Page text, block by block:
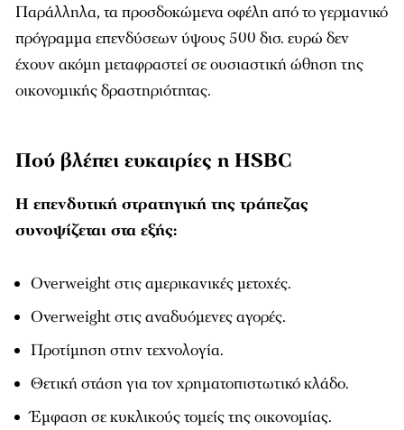
Παράλληλα, τα προσδοκώμενα οφέλη από το γερμανικό
πρόγραμμα επενδύσεων ύψους 500 δισ. ευρώ δεν
έχουν ακόμη μεταφραστεί σε ουσιαστική ώθηση της
οικονομικής δραστηριότητας.
Πού βλέπει ευκαιρίες η HSBC
Η επενδυτική στρατηγική της τράπεζας
συνοψίζεται στα εξής:
Overweight στις αμερικανικές μετοχές.
Overweight στις αναδυόμενες αγορές.
Προτίμηση στην τεχνολογία.
Θετική στάση για τον χρηματοπιστωτικό κλάδο.
Έμφαση σε κυκλικούς τομείς της οικονομίας.